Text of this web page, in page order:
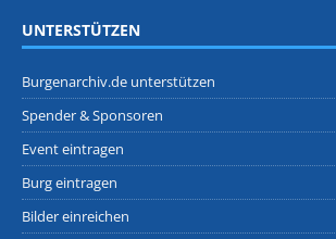
UNTERSTÜTZEN
Burgenarchiv.de unterstützen
Spender & Sponsoren
Event eintragen
Burg eintragen
Bilder einreichen